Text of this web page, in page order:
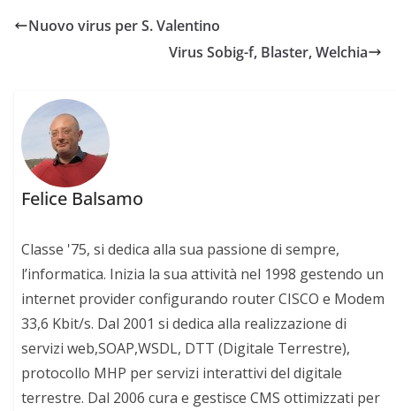
Nuovo virus per S. Valentino
Virus Sobig-f, Blaster, Welchia
Felice Balsamo
Classe '75, si dedica alla sua passione di sempre,
l’informatica. Inizia la sua attività nel 1998 gestendo un
internet provider configurando router CISCO e Modem
33,6 Kbit/s. Dal 2001 si dedica alla realizzazione di
servizi web,SOAP,WSDL, DTT (Digitale Terrestre),
protocollo MHP per servizi interattivi del digitale
terrestre. Dal 2006 cura e gestisce CMS ottimizzati per